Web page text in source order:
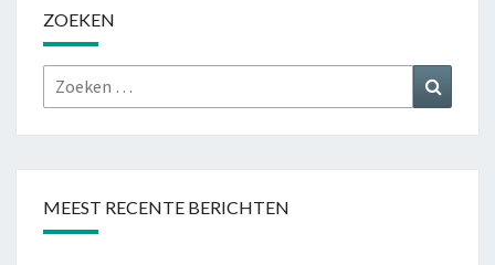
ZOEKEN
Zoeken
naar:
MEEST RECENTE BERICHTEN